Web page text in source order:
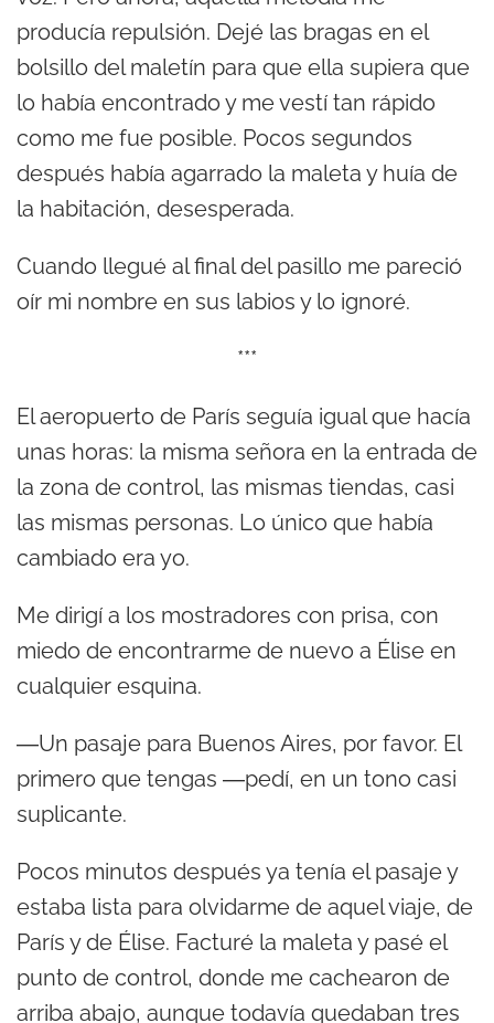
producía repulsión. Dejé las bragas en el
bolsillo del maletín para que ella supiera que
lo había encontrado y me vestí tan rápido
como me fue posible. Pocos segundos
después había agarrado la maleta y huía de
la habitación, desesperada.
Cuando llegué al final del pasillo me pareció
oír mi nombre en sus labios y lo ignoré.
***
El aeropuerto de París seguía igual que hacía
unas horas: la misma señora en la entrada de
la zona de control, las mismas tiendas, casi
las mismas personas. Lo único que había
cambiado era yo.
Me dirigí a los mostradores con prisa, con
miedo de encontrarme de nuevo a Élise en
cualquier esquina.
―Un pasaje para Buenos Aires, por favor. El
primero que tengas ―pedí, en un tono casi
suplicante.
Pocos minutos después ya tenía el pasaje y
estaba lista para olvidarme de aquel viaje, de
París y de Élise. Facturé la maleta y pasé el
punto de control, donde me cachearon de
arriba abajo, aunque todavía quedaban tres